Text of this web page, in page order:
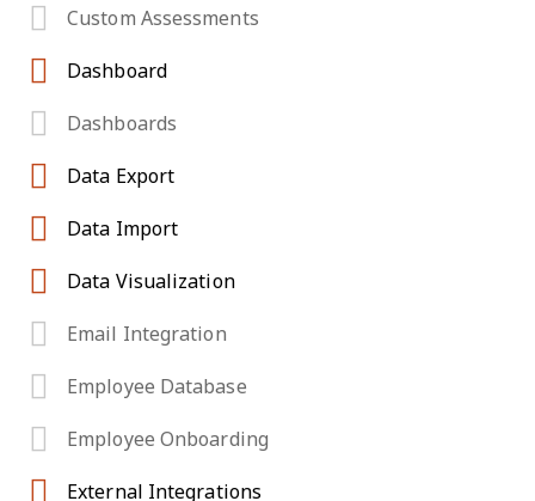
Custom Assessments
Dashboard
Dashboards
Data Export
Data Import
Data Visualization
Email Integration
Employee Database
Employee Onboarding
External Integrations